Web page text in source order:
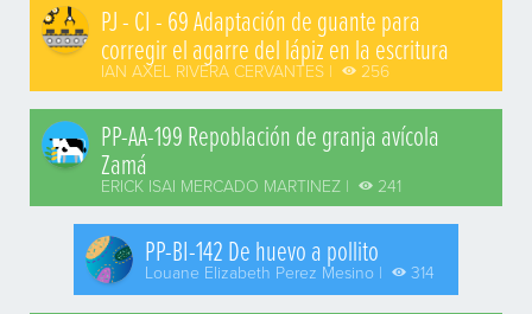
PJ - CI - 69 Adaptación de guante para
corregir el agarre del lápiz en la escritura
IAN AXEL RIVERA CERVANTES | 256
PP-AA-199 Repoblación de granja avícola
Zamá
ERICK ISAI MERCADO MARTINEZ | 241
PP-BI-142 De huevo a pollito
Louane Elizabeth Perez Mesino | 314